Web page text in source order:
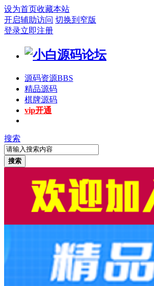
设为首页收藏本站
开启辅助访问 切换到窄版
登录立即注册
源码资源BBS
精品源码
棋牌源码
vip开通
搜索
搜索